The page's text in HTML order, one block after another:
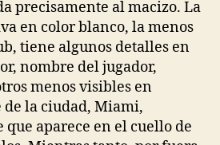
precisamente al macizo. La
en color blanco, la menos
tiene algunos detalles en
nombre del jugador,
menos visibles en
de la ciudad, Miami,
aparece en el cuello de